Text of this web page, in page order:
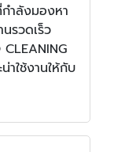
ำลังมองหา
รวดเร็ว
CLEANING
ใช้งานให้กับ